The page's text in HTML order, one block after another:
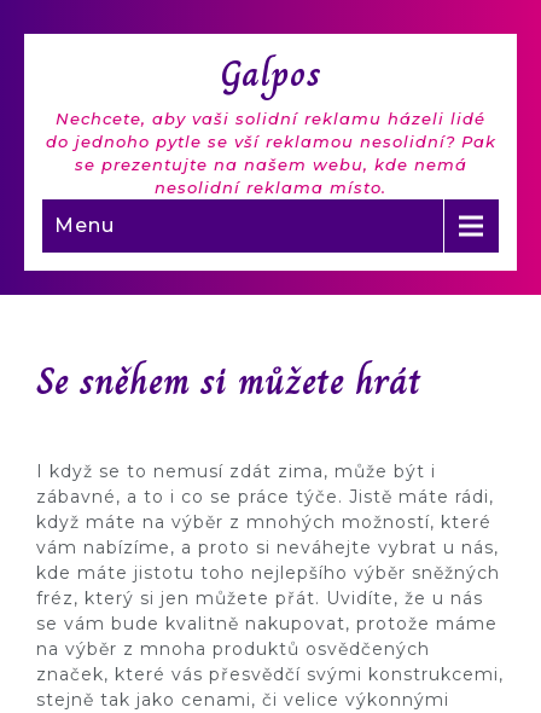
Galpos
Nechcete, aby vaši solidní reklamu házeli lidé
do jednoho pytle se vší reklamou nesolidní? Pak
se prezentujte na našem webu, kde nemá
nesolidní reklama místo.
Menu
Se sněhem si můžete hrát
I když se to nemusí zdát zima, může být i
zábavné, a to i co se práce týče. Jistě máte rádi,
když máte na výběr z mnohých možností, které
vám nabízíme, a proto si neváhejte vybrat u nás,
kde máte jistotu toho nejlepšího výběr sněžných
fréz, který si jen můžete přát. Uvidíte, že u nás
se vám bude kvalitně nakupovat, protože máme
na výběr z mnoha produktů osvědčených
značek, které vás přesvědčí svými konstrukcemi,
stejně tak jako cenami, či velice výkonnými